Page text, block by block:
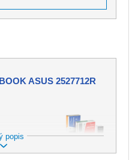
ASUS 2527712R
DO
popis